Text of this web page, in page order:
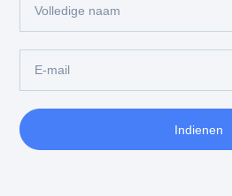
Indienen